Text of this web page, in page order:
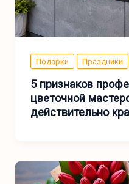
Подарки Праздники
5 признаков
цветочной
действительно